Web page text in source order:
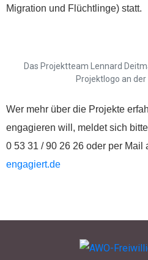
Migration und Flüchtlinge) statt.
Das Projektteam Lennard
Projektlogo an
Wer mehr über die Projekte
engagieren will, meldet sich
0 53 31 / 90 26 26 oder per Mail
engagiert.de